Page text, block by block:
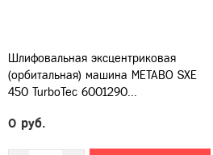
Шлифовальная эксцентриковая
(орбитальная) машина METABO SXE
450 TurboTec 6001290...
0 руб.